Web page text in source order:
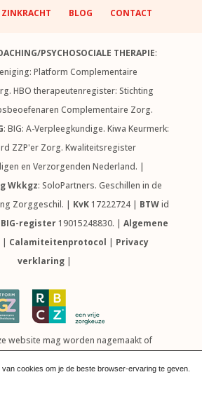
ZINKRACHT BLOG CONTACT
PSYCHOSOCIALE THERAPIE:
Platform Complementaire
HBO therapeutenregister: Stichting
Complementaire Zorg.
: BIG: A-Verpleegkundige. Kiwa Keurmerk:
ZZP'er Zorg. Kwaliteitsregister
en Verzorgenden Nederland. |
Wkkgz: SoloPartners. Geschillen in de
Zorggeschil. | KvK 17222724 | BTWid
BIG-register19015248830. | Algemene
| Calamiteitenprotocol | Privacy
verklaring |
website mag worden nagemaakt of
cookies om je de beste browser-ervaring te geven.